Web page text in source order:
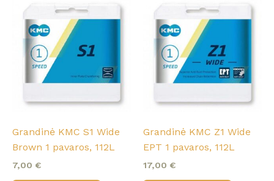
Grandinė KMC S1 Wide
Brown 1 pavaros, 112L
7,00 €
Grandinė KMC Z1 Wide
EPT 1 pavaros, 112L
17,00 €